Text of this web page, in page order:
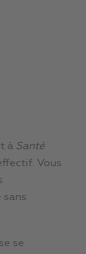
à Santé
Vous
sans
se